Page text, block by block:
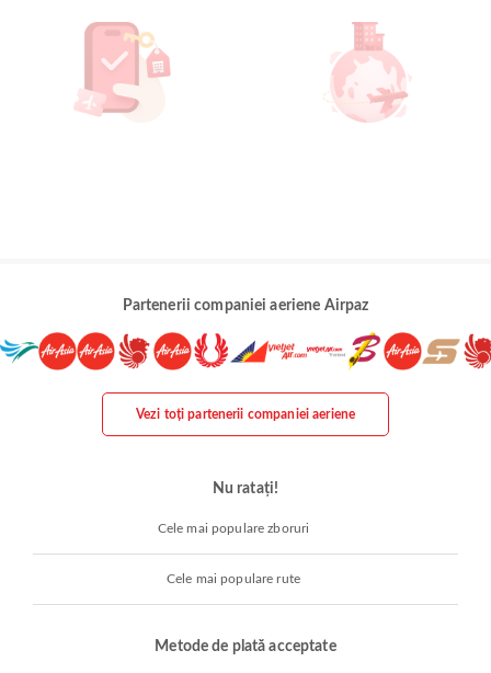
Partenerii companiei aeriene Airpaz
Vezi toți partenerii companiei aeriene
Nu ratați!
Cele mai populare zboruri
Cele mai populare rute
Metode de plată acceptate